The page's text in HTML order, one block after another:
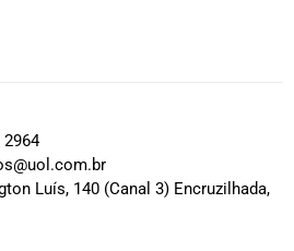
Luís, 140 (Canal 3) Encruzilhada,